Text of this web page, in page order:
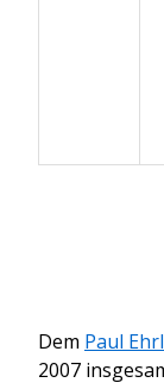
Dem Paul
2007